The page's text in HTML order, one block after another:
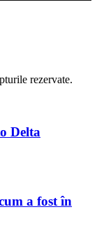
rezervate.
Delta
a fost în